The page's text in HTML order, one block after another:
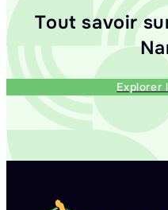
Tout savoir
Explorer